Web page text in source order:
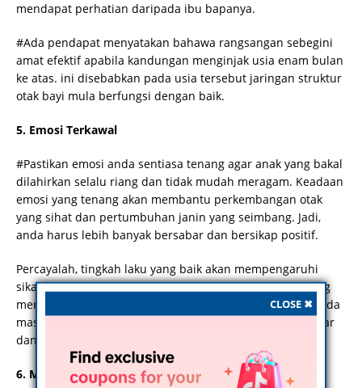
mendapat perhatian daripada ibu bapanya.
#Ada pendapat menyatakan bahawa rangsangan sebegini
amat efektif apabila kandungan menginjak usia enam bulan
ke atas. ini disebabkan pada usia tersebut jaringan struktur
otak bayi mula berfungsi dengan baik.
5. Emosi Terkawal
#Pastikan emosi anda sentiasa tenang agar anak yang bakal
dilahirkan selalu riang dan tidak mudah meragam. Keadaan
emosi yang tenang akan membantu perkembangan otak
yang sihat dan pertumbuhan janin yang seimbang. Jadi,
anda harus lebih banyak bersabar dan bersikap positif.
Percayalah, tingkah laku yang baik akan mempengaruhi
sikap anak anda di masa hadapan. Malah, perasaan riang
merupakan rangsangan kepada pembinaan otak yang pada
masa yang sama dapat memastikan bayi yang sihat, pintar
dan cerdas.
6. Muzik Klasik
CLOSE ✖